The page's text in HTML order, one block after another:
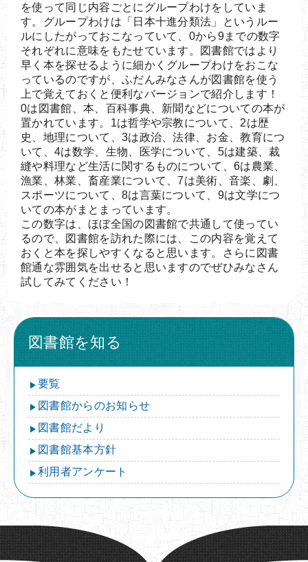
を使って同じ内容ごとにグループわけをしていま
す。グループわけは「日本十進分類法」というルー
ルにしたがっておこなっていて、0から9までの数字
それぞれに意味をもたせています。図書館ではより
早く本を探せるように細かくグループわけをおこな
っているのですが、ふだんみなさんが図書館を使う
上で覚えておくと便利なバージョンで紹介します！
0は図書館、本、百科事典、新聞などについての本が
置かれています。1は哲学や宗教について、2は歴
史、地理について、3は政治、法律、お金、教育につ
いて、4は数学、生物、医学について、5は建築、裁
縫や料理など生活に関するものについて、6は農業、
漁業、林業、畜産業について、7は美術、音楽、劇、
スポーツについて、8は言葉について、9は文学につ
いての本がまとまっています。
この数字は、ほぼ全国の図書館で共通して使ってい
るので、図書館を訪れた際には、この内容を覚えて
おくと本を探しやすくなると思います。さらに図書
館通な雰囲気を出せると思いますのでぜひみなさん
試してみてください！
図書館を知る
要覧
図書館からのお知らせ
図書館だより
図書館基本方針
利用者アンケート